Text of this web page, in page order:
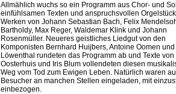
Allmählich wuchs so ein Programm aus Chor- und
einfühlsamen Texten und anspruchsvollen
Werken von Johann Sebastian Bach, Felix
Bartholdy, Max Reger, Waldemar Klink und Johann
Rosenmüller. Neueres geistliches Liedgut von den
Komponisten Bernhard Huijbers, Antoine Oomen und
Löwenthal rundeten das Programm ab und Texte von
Oosterhuis und Iris Blum vollendeten diesen
Weg vom Tod zum Ewigen Leben. Natürlich waren
Besucher an manchen Stellen eingeladen, mit
einbezogen.